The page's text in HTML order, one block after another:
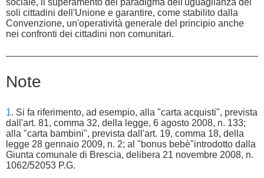
sociale, il superamento del paradigma dell'uguaglianza dei
soli cittadini dell'Unione e garantire, come stabilito dalla
Convenzione, un'operatività generale del principio anche
nei confronti dei cittadini non comunitari.
Note
1. Si fa riferimento, ad esempio, alla "carta acquisti", prevista
dall'art. 81, comma 32, della legge, 6 agosto 2008, n. 133;
alla "carta bambini", prevista dall'art. 19, comma 18, della
legge 28 gennaio 2009, n. 2; al "bonus bebè"introdotto dalla
Giunta comunale di Brescia, delibera 21 novembre 2008, n.
1062/52053 P.G.